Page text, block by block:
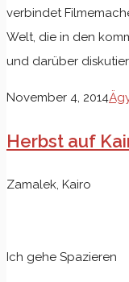
verbindet
Welt, die in den
und darüber
November 4, 2014
Herbst auf
Zamalek, Kairo
Ich gehe Spazieren